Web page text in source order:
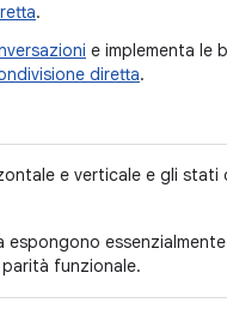
.
e implementa le
diretta.
e verticale e gli stati
funzionale.